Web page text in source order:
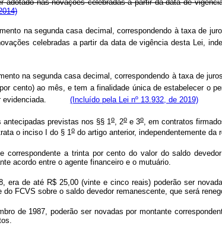
nas novações celebradas a partir da data de
na segunda casa decimal, correspondendo à taxa de
celebradas a partir da data de vigência desta Lei,
na segunda casa decimal, correspondendo à taxa de
cento) ao mês, e tem a finalidade única de estabelecer o
ser evidenciada. (Incluído pela Lei nº 13.932, de 2019)
antecipadas previstas nos §§ 1o, 2o e 3o, em contratos
o inciso I do § 1o do artigo anterior, independentemente da
a trinta por cento do valor do saldo
acordo entre o agente financeiro e o mutuário.
de até R$ 25,00 (vinte e cinco reais) poderão ser
FCVS sobre o saldo devedor remanescente, que será
de 1987, poderão ser novadas por montante